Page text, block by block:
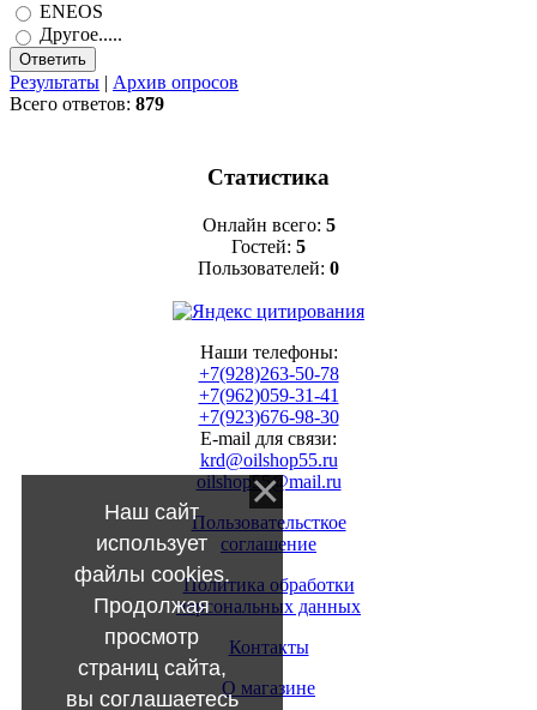
ENEOS
Другое.....
Результаты | Архив опросов
Всего ответов: 879
Статистика
Онлайн всего: 5
Гостей: 5
Пользователей: 0
Наши телефоны:
+7(928)263-50-78
+7(962)059-31-41
+7(923)676-98-30
E-mail для связи:
krd@oilshop55.ru
oilshop55@mail.ru
Пользовательсткое
соглашение
Политика обработки
персональных данных
Контакты
О магазине
Наш сайт
использует
файлы cookies.
Продолжая
просмотр
страниц сайта,
вы соглашаетесь